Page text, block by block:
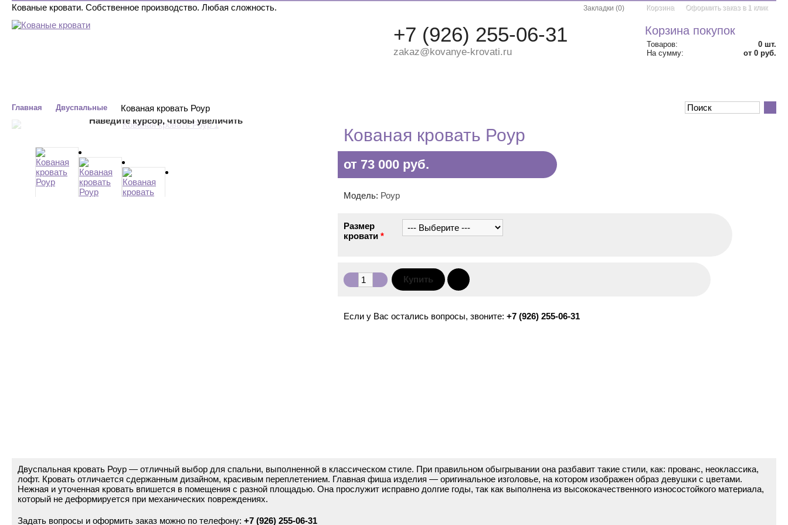
Корзина Оформить заказ в 1 клик
Закладки (0)
Кованые кровати. Собственное производство. Любая сложность.
+7 (926) 255-06-31
zakaz@kovanye-krovati.ru
Корзина покупок
Товаров: 0шт.
На сумму:
от 0 руб.
Главная Двуспальные
Кованая кровать Роур
Наведите курсор, чтобы увеличить
Кованая кровать Роур
от 73 000 руб.
Модель: Роур
Размер
кровати *
Если у Вас остались вопросы, звоните: +7 (926) 255-06-31
Двуспальная кровать Роур — отличный выбор для спальни, выполненной в классическом стиле. При правильном обыгрывании она разбавит такие стили, как: прованс, неоклассика,
лофт. Кровать отличается сдержанным дизайном, красивым переплетением. Главная фиша изделия — оригинальное изголовье, на котором изображен образ девушки с цветами.
Нежная и уточенная кровать впишется в помещения с разной площадью. Она прослужит исправно долгие годы, так как выполнена из высококачественного износостойкого материала,
который не деформируется при механических повреждениях.
Задать вопросы и оформить заказ можно по телефону: +7 (926) 255-06-31